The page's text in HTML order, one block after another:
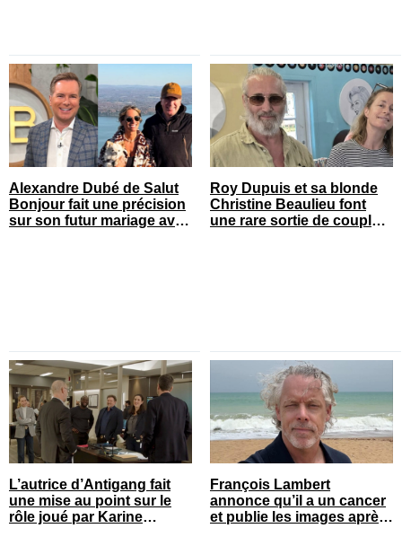
Alexandre Dubé de Salut
Bonjour fait une précision
sur son futur mariage avec
Roy Dupuis et sa blonde
Christine Beaulieu font
une rare sortie de couple
L’autrice d’Antigang fait
une mise au point sur le
rôle joué par Karine
François Lambert
annonce qu’il a un cancer
et publie les images après